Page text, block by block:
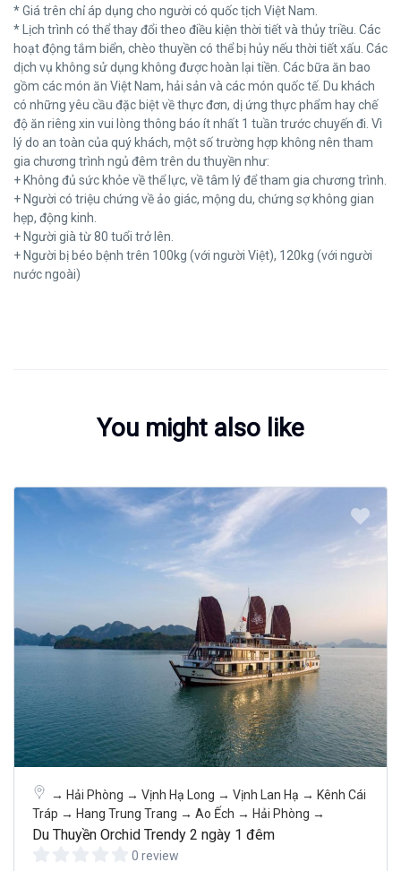
* Giá trên chỉ áp dụng cho người có quốc tịch Việt Nam.
* Lịch trình có thể thay đổi theo điều kiện thời tiết và thủy triều. Các
hoạt động tắm biển, chèo thuyền có thể bị hủy nếu thời tiết xấu. Các
dịch vụ không sử dụng không được hoàn lại tiền. Các bữa ăn bao
gồm các món ăn Việt Nam, hải sản và các món quốc tế. Du khách
có những yêu cầu đặc biệt về thực đơn, dị ứng thực phẩm hay chế
độ ăn riêng xin vui lòng thông báo ít nhất 1 tuần trước chuyến đi. Vì
lý do an toàn của quý khách, một số trường hợp không nên tham
gia chương trình ngủ đêm trên du thuyền như:
+ Không đủ sức khỏe về thể lực, về tâm lý để tham gia chương trình.
+ Người có triệu chứng về ảo giác, mộng du, chứng sợ không gian
hẹp, động kinh.
+ Người già từ 80 tuổi trở lên.
+ Người bị béo bệnh trên 100kg (với người Việt), 120kg (với người
nước ngoài)
You might also like
→ Hải Phòng → Vịnh Hạ Long → Vịnh Lan Hạ → Kênh Cái
Tráp → Hang Trung Trang → Ao Ếch → Hải Phòng →
Du Thuyền Orchid Trendy 2 ngày 1 đêm
0 review